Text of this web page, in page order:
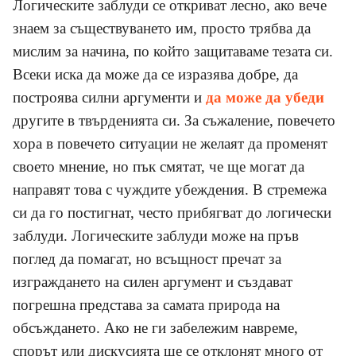
Логическите заблуди се откриват лесно, ако вече
знаем за съществуването им, просто трябва да
мислим за начина, по който защитаваме тезата си.
Всеки иска да може да се изразява добре, да
построява силни аргументи и да може да убеди
другите в твърденията си. За съжаление, повечето
хора в повечето ситуации не желаят да променят
своето мнение, но пък смятат, че ще могат да
направят това с чуждите убеждения. В стремежа
си да го постигнат, често прибягват до логически
заблуди. Логическите заблуди може на пръв
поглед да помагат, но всъщност пречат за
изграждането на силен аргумент и създават
погрешна представа за самата природа на
обсъждането. Ако не ги забележим навреме,
спорът или дискусията ще се отклонят много от